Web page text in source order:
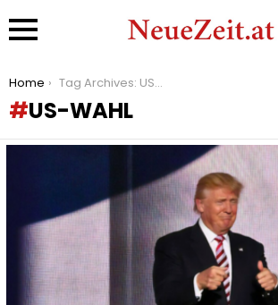
You are here:
Home Tag Archives: US-Wahl
US-WAHL